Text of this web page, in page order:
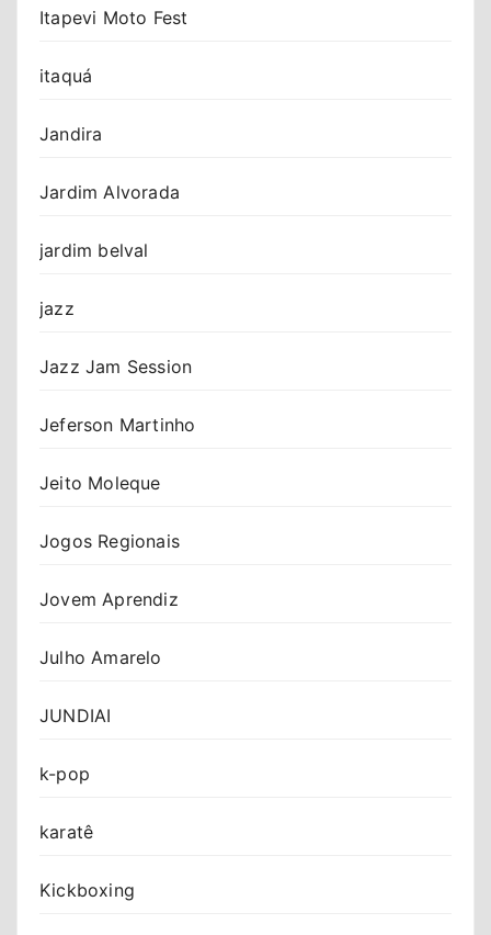
Itapevi Moto Fest
itaquá
Jandira
Jardim Alvorada
jardim belval
jazz
Jazz Jam Session
Jeferson Martinho
Jeito Moleque
Jogos Regionais
Jovem Aprendiz
Julho Amarelo
JUNDIAI
k-pop
karatê
Kickboxing